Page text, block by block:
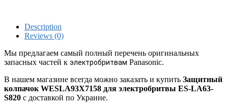
Description
Reviews (0)
Мы предлагаем самый полный перечень оригинальных
запасных частей к электробритвам Panasonic.
В нашем магазине всегда можно заказать и купить Защитный
колпачок WESLA93X7158 для электробритвы ES-LA63-
S820 с доставкой по Украине.